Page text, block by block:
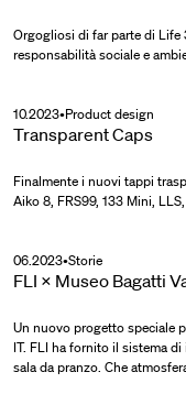
Orgogliosi di far parte di Life
responsabilità sociale e
10.2023•Product design
Transparent Caps
Finalmente i nuovi tappi
Aiko 8, FRS99, 133 Mini,
06.2023•Storie
FLI × Museo Bagatti
Un nuovo progetto speciale
IT. FLI ha fornito il sistema
sala da pranzo. Che